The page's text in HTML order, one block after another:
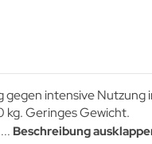
gegen intensive Nutzung
kg. Geringes Gewicht.
... Beschreibung